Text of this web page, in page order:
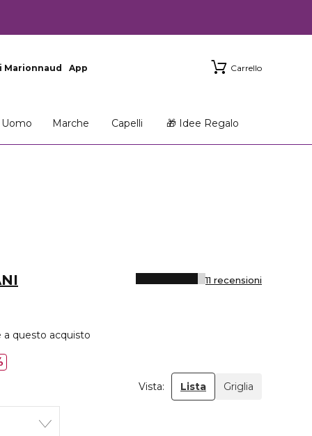
Marionnaud App Carrello
Uomo Marche Capelli 🎁 Idee Regalo
11 recensioni
a questo acquisto
Vista: Lista Griglia